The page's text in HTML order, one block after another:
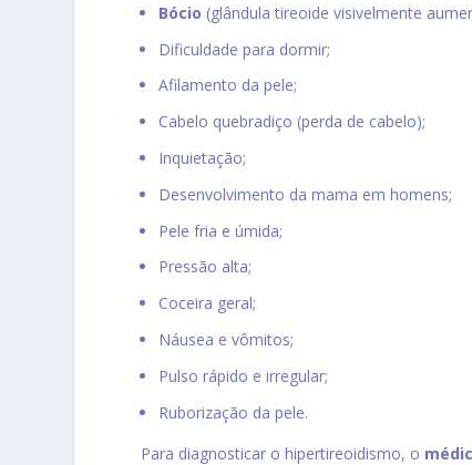
Bócio (glândula tireoide visivelmente
Dificuldade para dormir;
Afilamento da pele;
Cabelo quebradiço (perda de cabelo);
Inquietação;
Desenvolvimento da mama em homens;
Pele fria e úmida;
Pressão alta;
Coceira geral;
Náusea e vômitos;
Pulso rápido e irregular;
Ruborização da pele.
Para diagnosticar o hipertireoidismo, o